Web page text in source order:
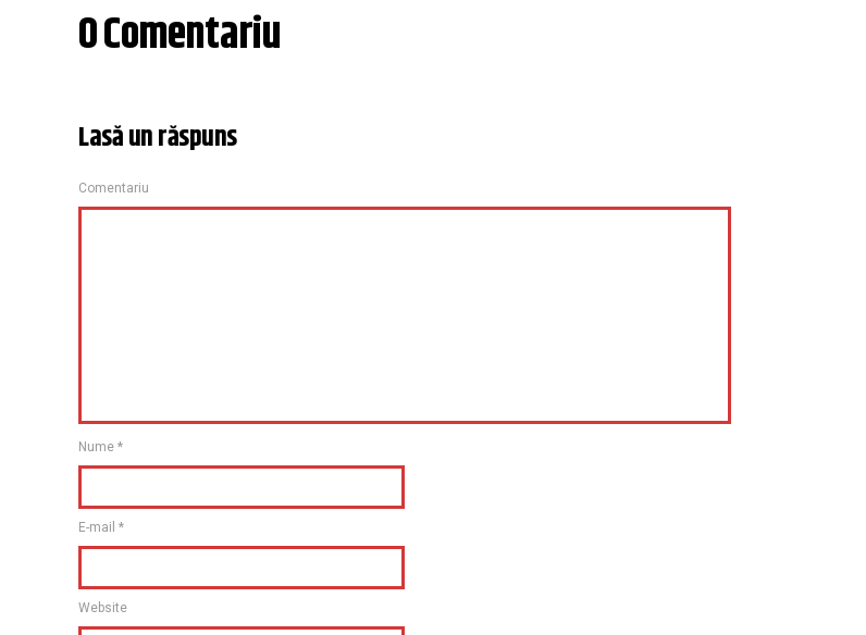
0 Comentariu
Lasă un răspuns
Comentariu
Nume *
E-mail *
Website